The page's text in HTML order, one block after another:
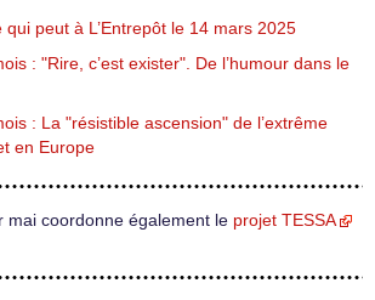
qui peut à L’Entrepôt le 14 mars 2025
: "Rire, c’est exister". De l’humour dans le
: La "résistible ascension" de l’extrême
en Europe
mai coordonne également le projet TESSA